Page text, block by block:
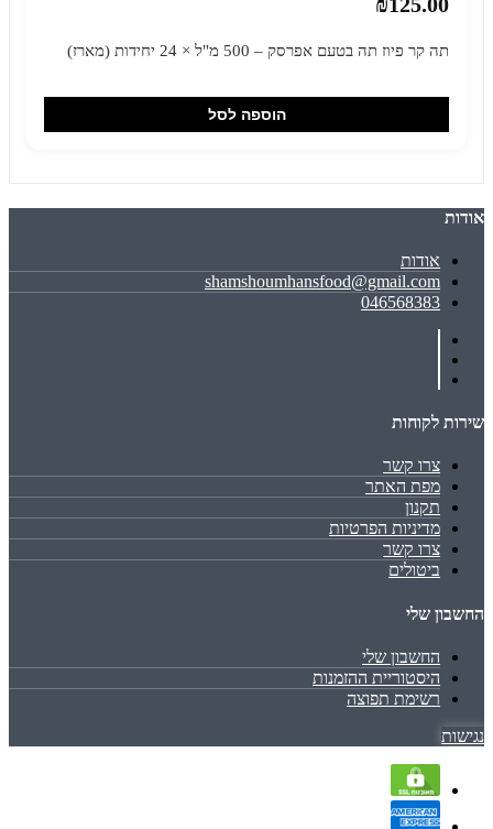
תה קר פיוז תה בטעם אפרסק – 500 מ"ל × 24 יחידות (מארז)
הוספה לסל
אודות
אודות
shamshoumhansfood@gmail.com
046568383
שירות לקוחות
צרו קשר
מפת האתר
תקנון
מדיניות הפרטיות
צרו קשר
ביטולים
החשבון שלי
החשבון שלי
היסטוריית ההזמנות
רשימת תפוצה
נגישות